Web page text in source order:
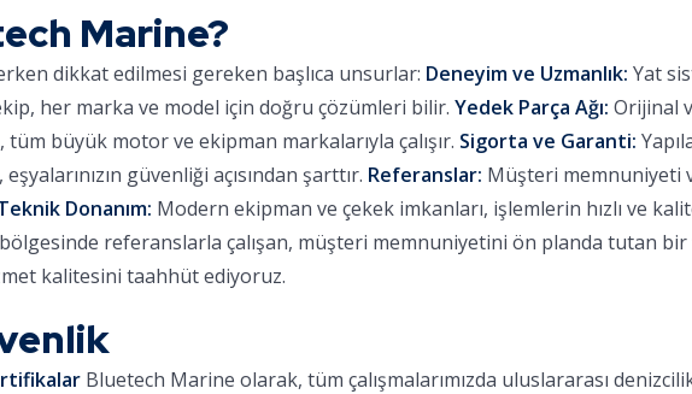
Marine?
dikkat edilmesi gereken başlıca unsurlar: Deneyim ve Uzmanlık: Yat
her marka ve model için doğru çözümleri bilir. Yedek Parça Ağı: Orijinal
büyük motor ve ekipman markalarıyla çalışır. Sigorta ve Garanti:
güvenliği açısından şarttır. Referanslar: Müşteri memnuniyeti
Donanım: Modern ekipman ve çekek imkanları, işlemlerin hızlı ve
referanslarla çalışan, müşteri memnuniyetini ön planda tutan bir
kalitesini taahhüt ediyoruz.
Bluetech Marine olarak, tüm çalışmalarımızda uluslararası